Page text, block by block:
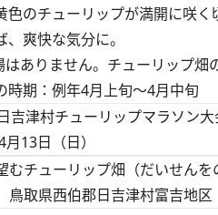
のチューリップが満開に咲く
、爽快な気分に。
ありません。チューリップ畑
時期：例年4月上旬～4月中旬
吉津村チューリップマラソン大
13日（日）
むチューリップ畑（だいせんを
取県西伯郡日吉津村富吉地区